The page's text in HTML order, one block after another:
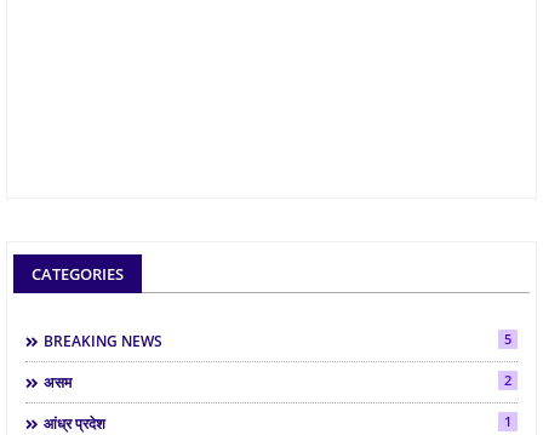
CATEGORIES
BREAKING NEWS 5
असम 2
आंध्र प्रदेश 1